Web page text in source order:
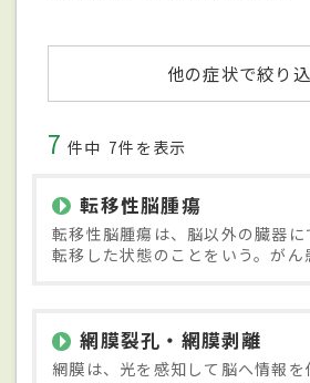
他の症状で絞り
7 件中 7件を表示
転移性脳腫瘍
転移性脳腫瘍は、脳以外の臓器
転移した状態のことをいう。が
網膜裂孔・網膜剥離
網膜は、光を感知して脳へ情報